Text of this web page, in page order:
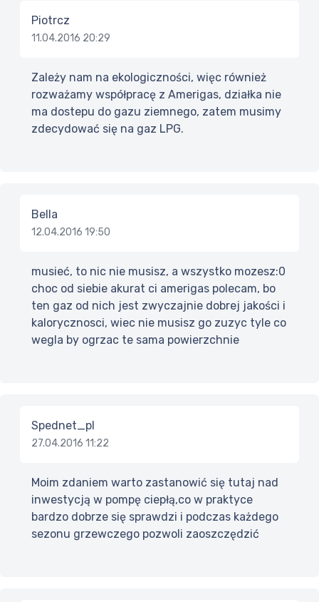
Piotrcz
11.04.2016 20:29
Zależy nam na ekologiczności, więc również
rozważamy współpracę z Amerigas, działka nie
ma dostepu do gazu ziemnego, zatem musimy
zdecydować się na gaz LPG.
Bella
12.04.2016 19:50
musieć, to nic nie musisz, a wszystko mozesz:0
choc od siebie akurat ci amerigas polecam, bo
ten gaz od nich jest zwyczajnie dobrej jakości i
kalorycznosci, wiec nie musisz go zuzyc tyle co
wegla by ogrzac te sama powierzchnie
Spednet_pl
27.04.2016 11:22
Moim zdaniem warto zastanowić się tutaj nad
inwestycją w pompę ciepłą,co w praktyce
bardzo dobrze się sprawdzi i podczas każdego
sezonu grzewczego pozwoli zaoszczędzić